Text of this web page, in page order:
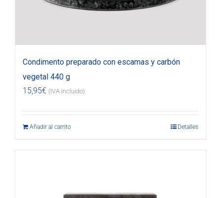
Condimento preparado con escamas y carbón
vegetal 440 g
15,95€ (IVA incluido)
Añadir al carrito Detalles